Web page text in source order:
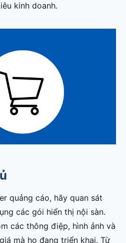
kinh doanh.
quảng cáo, hãy quan sát
các gói hiển thị nội sàn.
các thông điệp, hình ảnh và
mà họ đang triển khai. Từ